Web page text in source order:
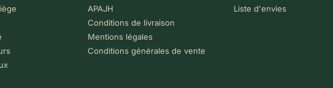
APAJH
Conditions de livraison
Mentions légales
Conditions générales de vente
Liste d'envies